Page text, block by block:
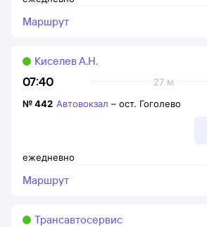
Маршрут
07:40 27 м
Киселев А.Н.
ежедневно
№442 Автовокзал – ост. Гоголево
Маршрут
Трансавтосервис